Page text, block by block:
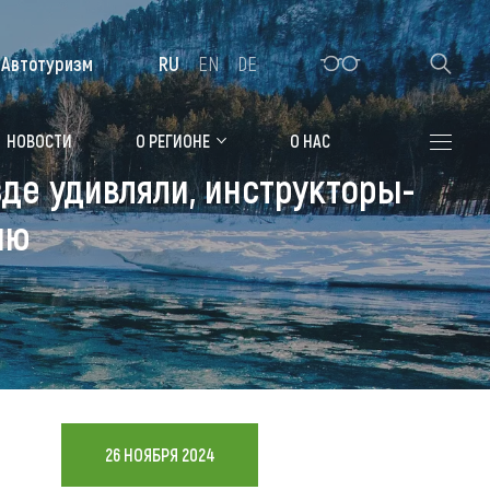
Алтайская зимовка
Где остановиться
Санатории
Гостиницы, отели
Коттеджи, базы
Сельские усадьбы
Мотели, придорожные отели
НОВОСТИ О РЕГИОНЕ О НАС
Автотуризм RU EN DE
удивляли, инструкторы-
26 НОЯБРЯ 2024